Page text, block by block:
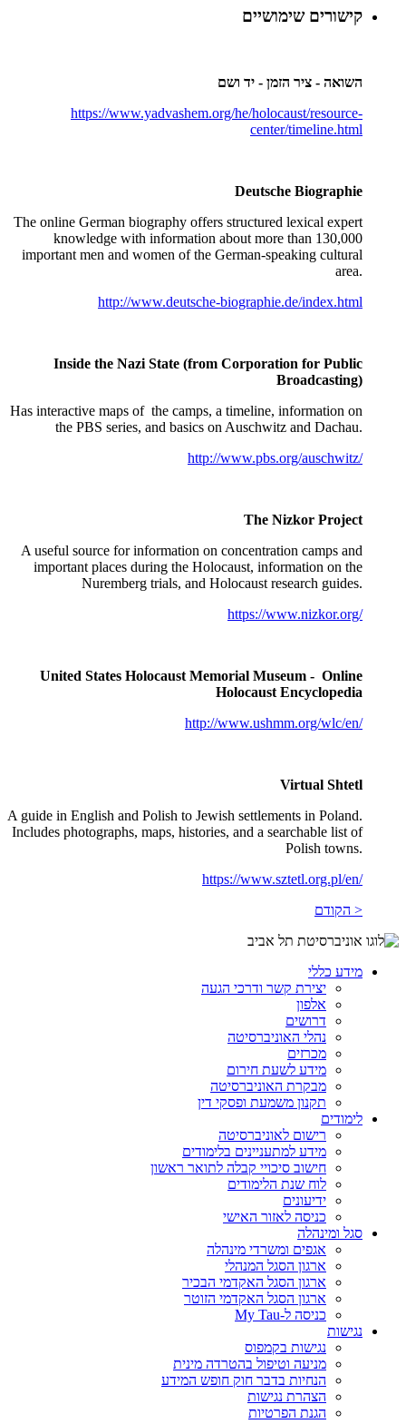
קישורים שימושיים
השואה - ציר הזמן - יד ושם
https://www.yadvashem.org/he/holocaust/resource-
center/timeline.html
Deutsche Biographie
The online German biography offers structured lexical expert
knowledge with information about more than 130,000
important men and women of the German-speaking cultural
area.
http://www.deutsche-biographie.de/index.html
Inside the Nazi State (from Corporation for Public
Broadcasting)
Has interactive maps of the camps, a timeline, information on
the PBS series, and basics on Auschwitz and Dachau.
http://www.pbs.org/auschwitz/
The Nizkor Project
A useful source for information on concentration camps and
important places during the Holocaust, information on the
Nuremberg trials, and Holocaust research guides.
https://www.nizkor.org/
United States Holocaust Memorial Museum - Online
Holocaust Encyclopedia
http://www.ushmm.org/wlc/en/
Virtual Shtetl
A guide in English and Polish to Jewish settlements in Poland.
Includes photographs, maps, histories, and a searchable list of
Polish towns.
https://www.sztetl.org.pl/en/
< הקודם
מידע כללי
יצירת קשר ודרכי הגעה
אלפון
דרושים
נהלי האוניברסיטה
מכרזים
מידע לשעת חירום
מבקרת האוניברסיטה
תקנון משמעת ופסקי דין
לימודים
רישום לאוניברסיטה
מידע למתעניינים בלימודים
חישוב סיכויי קבלה לתואר ראשון
לוח שנת הלימודים
ידיעונים
כניסה לאזור האישי
סגל ומינהלה
אגפים ומשרדי מינהלה
ארגון הסגל המנהלי
ארגון הסגל האקדמי הבכיר
ארגון הסגל האקדמי הזוטר
כניסה ל-My Tau
נגישות
נגישות בקמפוס
מניעה וטיפול בהטרדה מינית
הנחיות בדבר חוק חופש המידע
הצהרת נגישות
הגנת הפרטיות